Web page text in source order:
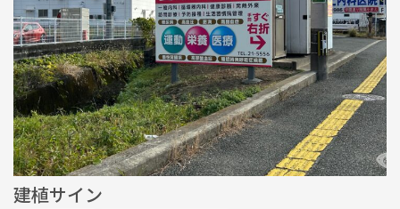
建植サイン